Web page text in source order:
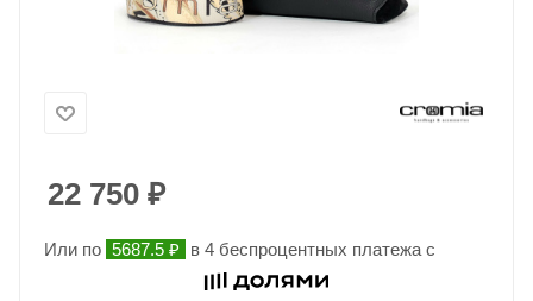
22 750 ₽
Или по 5687.5 ₽ в 4 беспроцентных платежа с